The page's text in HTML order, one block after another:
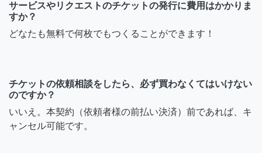
サービスやリクエストのチケットの発行に費用はかかりま
すか？
どなたも無料で何枚でもつくることができます！
チケットの依頼相談をしたら、必ず買わなくてはいけない
のですか？
いいえ。本契約（依頼者様の前払い決済）前であれば、キ
ャンセル可能です。